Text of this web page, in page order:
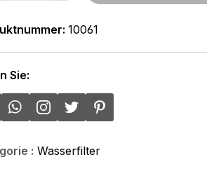
10061
Sie:
: Wasserfilter